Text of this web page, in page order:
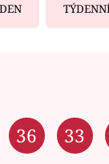
36 33